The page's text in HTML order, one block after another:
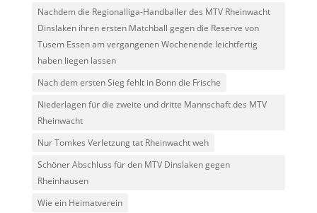
Nachdem die Regionalliga-Handballer des MTV Rheinwacht
Dinslaken ihren ersten Matchball gegen die Reserve von
Tusem Essen am vergangenen Wochenende leichtfertig
haben liegen lassen
Nach dem ersten Sieg fehlt in Bonn die Frische
Niederlagen für die zweite und dritte Mannschaft des MTV
Rheinwacht
Nur Tomkes Verletzung tat Rheinwacht weh
Schöner Abschluss für den MTV Dinslaken gegen
Rheinhausen
Wie ein Heimatverein